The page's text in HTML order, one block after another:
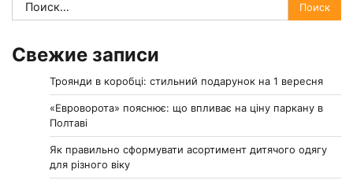
Свежие записи
Троянди в коробці: стильний подарунок на 1 вересня
«Евроворота» пояснює: що впливає на ціну паркану в
Полтаві
Як правильно сформувати асортимент дитячого одягу
для різного віку